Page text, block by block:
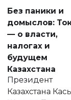
Без паники и
домыслов:
— о власти,
налогах и
будущем
Казахстана
Президент
Казахстана